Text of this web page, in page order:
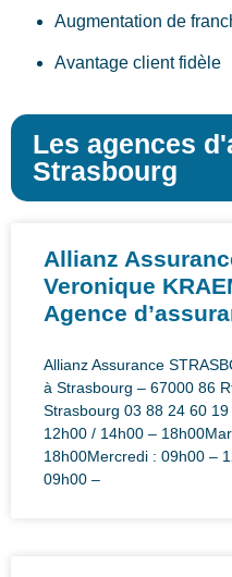
Augmentation de
Avantage client fidèle
Les agences
Strasbourg
Allianz
Veronique
Agence
Allianz Assurance
à Strasbourg – 67000 86
Strasbourg 03 88 24 60
12h00 / 14h00 –
18h00Mercredi : 09h00 –
09h00 –